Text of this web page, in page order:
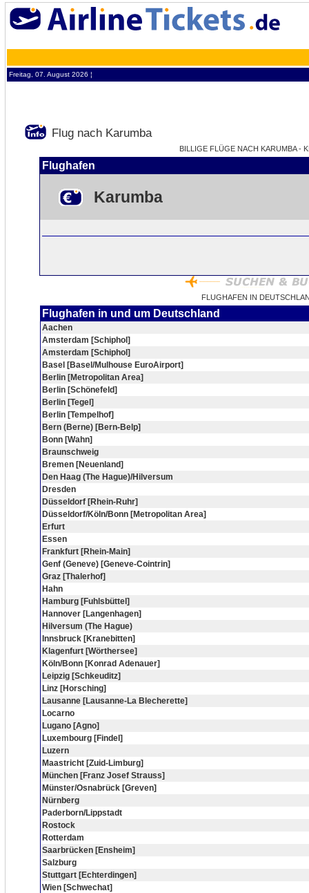
Freitag, 07. August 2026 ¦
Flug nach Karumba
BILLIGE FLÜGE NACH KARUMBA -
Flughafen
Karumba
FLUGHAFEN IN
Flughafen in und um Deutschland
Aachen
Amsterdam [Schiphol]
Amsterdam [Schiphol]
Basel [Basel/Mulhouse EuroAirport]
Berlin [Metropolitan Area]
Berlin [Schönefeld]
Berlin [Tegel]
Berlin [Tempelhof]
Bern (Berne) [Bern-Belp]
Bonn [Wahn]
Braunschweig
Bremen [Neuenland]
Den Haag (The Hague)/Hilversum
Dresden
Düsseldorf [Rhein-Ruhr]
Düsseldorf/Köln/Bonn [Metropolitan Area]
Erfurt
Essen
Frankfurt [Rhein-Main]
Genf (Geneve) [Geneve-Cointrin]
Graz [Thalerhof]
Hahn
Hamburg [Fuhlsbüttel]
Hannover [Langenhagen]
Hilversum (The Hague)
Innsbruck [Kranebitten]
Klagenfurt [Wörthersee]
Köln/Bonn [Konrad Adenauer]
Leipzig [Schkeuditz]
Linz [Horsching]
Lausanne [Lausanne-La Blecherette]
Locarno
Lugano [Agno]
Luxembourg [Findel]
Luzern
Maastricht [Zuid-Limburg]
München [Franz Josef Strauss]
Münster/Osnabrück [Greven]
Nürnberg
Paderborn/Lippstadt
Rostock
Rotterdam
Saarbrücken [Ensheim]
Salzburg
Stuttgart [Echterdingen]
Wien [Schwechat]